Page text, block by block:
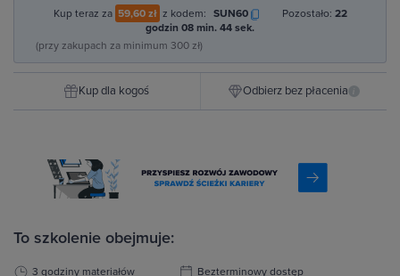
Kup teraz za 59,60 zł z kodem: SUN60 Pozostało: 22
godzin 08 min. 43 sek.
(przy zakupach za minimum 300 zł)
Kup dla kogoś Odbierz bez płacenia i
To szkolenie obejmuje:
3 godziny materiałów
Bezterminowy dostęp